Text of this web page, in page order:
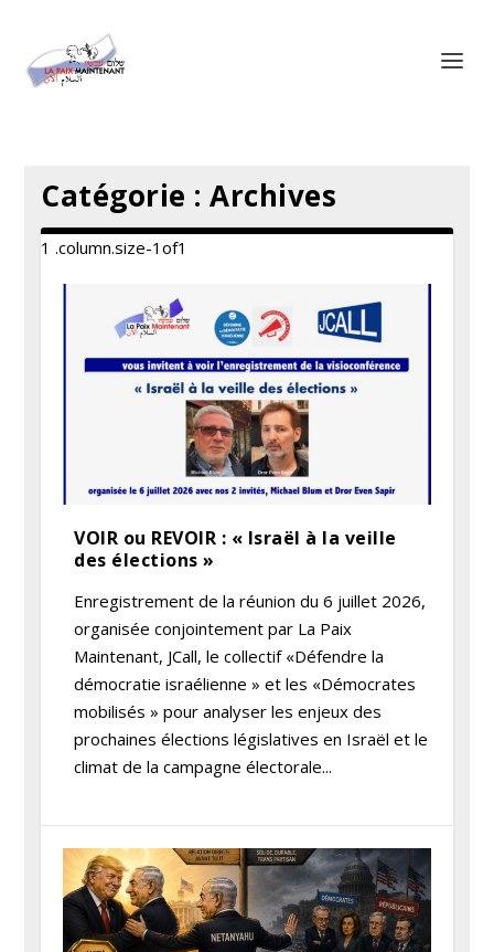
Catégorie :Archives
VOIR ou REVOIR : « Israël à la veille
des élections »
Enregistrement de la réunion du 6 juillet 2026,
organisée conjointement par La Paix
Maintenant, JCall, le collectif «Défendre la
démocratie israélienne » et les «Démocrates
mobilisés » pour analyser les enjeux des
prochaines élections législatives en Israël et le
climat de la campagne électorale...